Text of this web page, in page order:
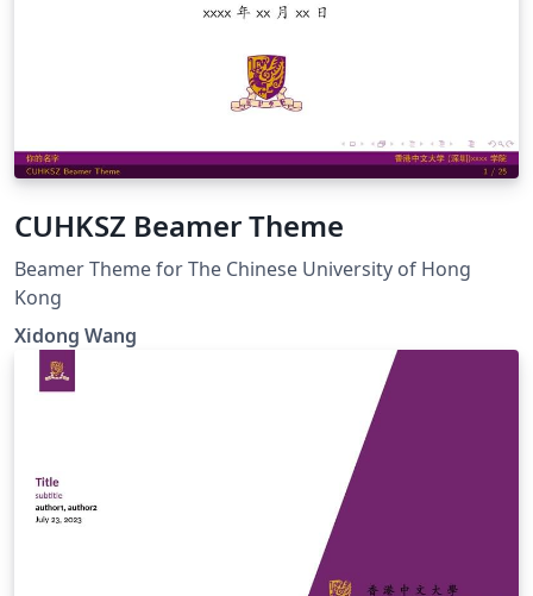
CUHKSZ Beamer Theme
Beamer Theme for The Chinese University of Hong
Kong
Xidong Wang